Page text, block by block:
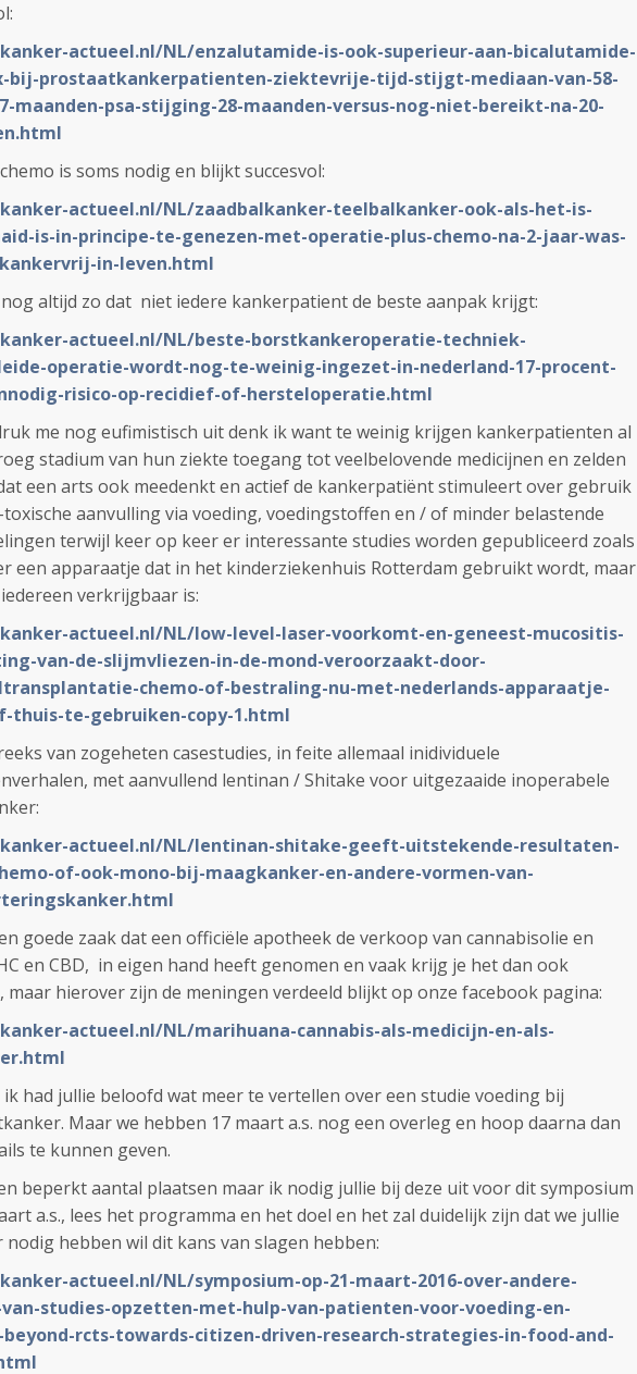
actueel.nl/NL/enzalutamide-is-ook-superieur-aan-bicalutamide-
bij-prostaatkankerpatienten-ziektevrije-tijd-stijgt-mediaan-van-58-
maanden-psa-stijging-28-maanden-versus-nog-niet-bereikt-na-20-
is soms nodig en blijkt succesvol:
actueel.nl/NL/zaadbalkanker-teelbalkanker-ook-als-het-is-
is-in-principe-te-genezen-met-operatie-plus-chemo-na-2-jaar-was-
in-leven.html
altijd zo dat niet iedere kankerpatient de beste aanpak krijgt:
actueel.nl/NL/beste-borstkankeroperatie-techniek-
operatie-wordt-nog-te-weinig-ingezet-in-nederland-17-procent-
risico-op-recidief-of-hersteloperatie.html
me nog eufimistisch uit denk ik want te weinig krijgen kankerpatienten al
stadium van hun ziekte toegang tot veelbelovende medicijnen en zelden
een arts ook meedenkt en actief de kankerpatiënt stimuleert over gebruik
aanvulling via voeding, voedingstoffen en / of minder belastende
terwijl keer op keer er interessante studies worden gepubliceerd zoals
een apparaatje dat in het kinderziekenhuis Rotterdam gebruikt wordt, maar
verkrijgbaar is:
actueel.nl/NL/low-level-laser-voorkomt-en-geneest-mucositis-
van-de-slijmvliezen-in-de-mond-veroorzaakt-door-
chemo-of-bestraling-nu-met-nederlands-apparaatje-
thuis-te-gebruiken-copy-1.html
van zogeheten casestudies, in feite allemaal inidividuele
met aanvullend lentinan / Shitake voor uitgezaaide inoperabele
actueel.nl/NL/lentinan-shitake-geeft-uitstekende-resultaten-
of-ook-mono-bij-maagkanker-en-andere-vormen-van-
goede zaak dat een officiële apotheek de verkoop van cannabisolie en
en CBD, in eigen hand heeft genomen en vaak krijg je het dan ook
maar hierover zijn de meningen verdeeld blijkt op onze facebook pagina:
actueel.nl/NL/marihuana-cannabis-als-medicijn-en-als-
had jullie beloofd wat meer te vertellen over een studie voeding bij
Maar we hebben 17 maart a.s. nog een overleg en hoop daarna dan
te kunnen geven.
beperkt aantal plaatsen maar ik nodig jullie bij deze uit voor dit symposium
a.s., lees het programma en het doel en het zal duidelijk zijn dat we jullie
hebben wil dit kans van slagen hebben:
actueel.nl/NL/symposium-op-21-maart-2016-over-andere-
studies-opzetten-met-hulp-van-patienten-voor-voeding-en-
rcts-towards-citizen-driven-research-strategies-in-food-and-